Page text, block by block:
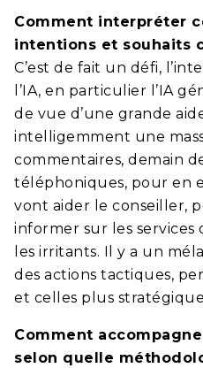
Comment interpréter
intentions et souhaits
C’est de fait un défi,
l’IA, en particulier l’IA
de vue d’une grande
intelligemment une
commentaires, demain
téléphoniques, pour en
vont aider le conseiller,
informer sur les
les irritants. Il y a un
des actions tactiques,
et celles plus
Comment
selon quelle